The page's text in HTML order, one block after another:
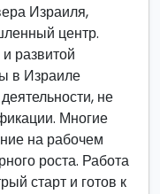
Израиля,
центр.
развитой
в Израиле
не
Многие
на рабочем
роста. Работа
старт и готов к